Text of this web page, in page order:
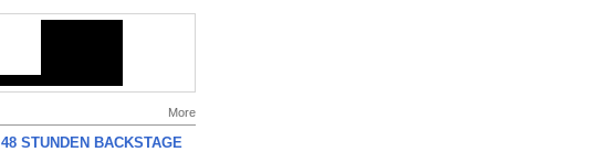
More
48 STUNDEN BACKSTAGE